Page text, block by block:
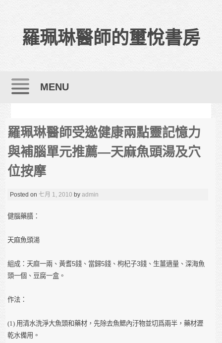
羅珮琳醫師的璽悅書房
MENU
羅珮琳醫師受邀健康兩點靈記憶力
與補腦單元推薦—天麻魚頭湯及穴
位按摩
Posted on七月 1, 2010 byadmin
健腦藥膳：
天麻魚頭湯
組成：天麻一兩、黃耆5錢、當歸5錢、枸杞子3錢、生薑適量、深海魚
頭一個、豆腐一盒。
作法：
(1) 用清水洗淨大魚頭和藥材，先除去魚鰓內汙物並切爲兩半，藥材瀝
乾水備用。